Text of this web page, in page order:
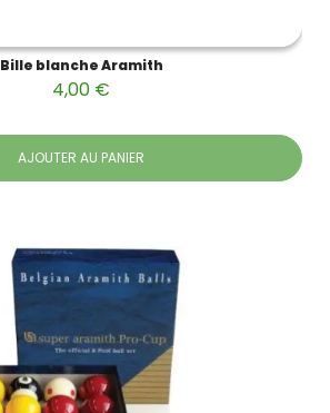
Bille blanche Aramith
4,00 €
AJOUTER AU PANIER